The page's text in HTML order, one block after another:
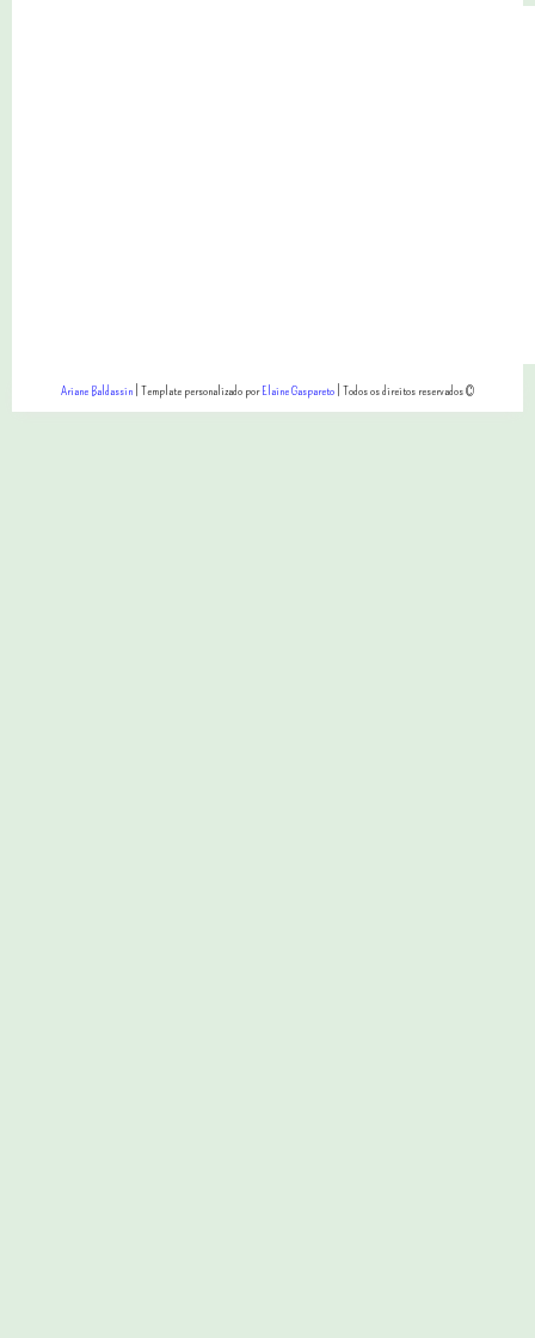
Ariane Baldassin| Template personalizado porElaine Gaspareto| Todos os direitos reservados ©